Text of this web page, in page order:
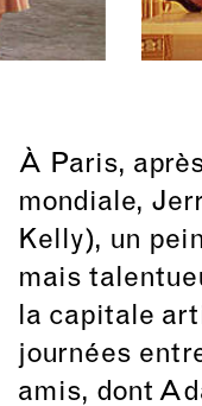
À Paris,
mondiale,
Kelly), un
mais
la capitale
journées
amis, dont